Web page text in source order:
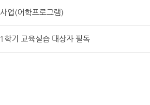
업(어학프로그램)
기 교육실습 대상자 필독